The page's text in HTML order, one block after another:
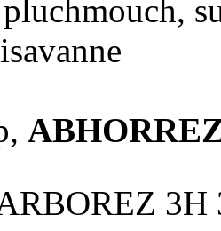
pluchmouch,
isavanne